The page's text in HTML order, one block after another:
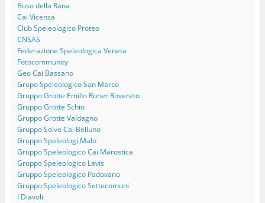
Buso della Rana
Cai Vicenza
Club Speleologico Proteo
CNSAS
Federazione Speleologica Veneta
Fotocommunity
Geo Cai Bassano
Grupo Speleologico San Marco
Gruppo Grotte Emilio Roner Rovereto
Gruppo Grotte Schio
Gruppo Grotte Valdagno
Gruppo Solve Cai Belluno
Gruppo Speleologi Malo
Gruppo Speleologico Cai Marostica
Gruppo Speleologico Lavis
Gruppo Speleologico Padovano
Gruppo Speleologico Settecomuni
I Diavoli